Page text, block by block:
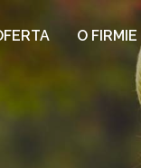
O FIRMIE